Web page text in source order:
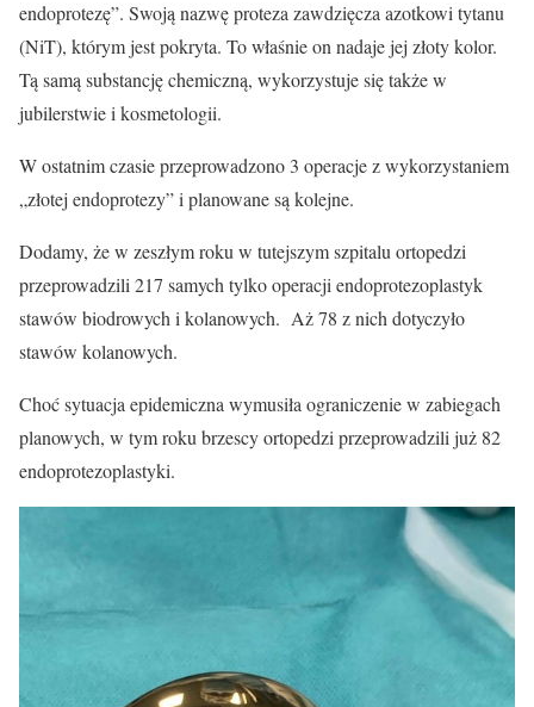
endoprotezę”. Swoją nazwę proteza zawdzięcza azotkowi tytanu
(NiT), którym jest pokryta. To właśnie on nadaje jej złoty kolor.
Tą samą substancję chemiczną, wykorzystuje się także w
jubilerstwie i kosmetologii.
W ostatnim czasie przeprowadzono 3 operacje z wykorzystaniem
„złotej endoprotezy” i planowane są kolejne.
Dodamy, że w zeszłym roku w tutejszym szpitalu ortopedzi
przeprowadzili 217 samych tylko operacji endoprotezoplastyk
stawów biodrowych i kolanowych. Aż 78 z nich dotyczyło
stawów kolanowych.
Choć sytuacja epidemiczna wymusiła ograniczenie w zabiegach
planowych, w tym roku brzescy ortopedzi przeprowadzili już 82
endoprotezoplastyki.